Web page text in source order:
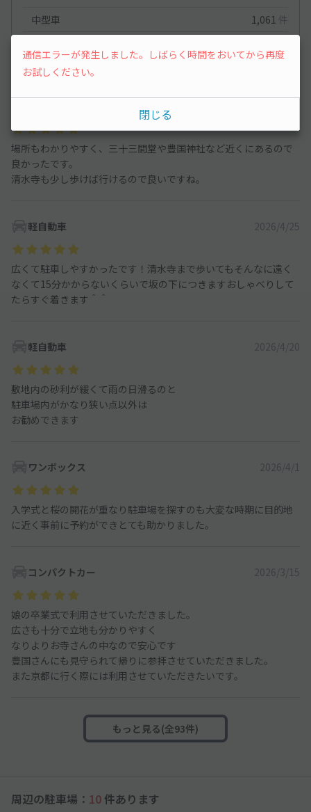
中型車
1,061 件
大型車・SUV
場所もわかりやすく、三十三間堂や豊国神社など近くにあるので
良かったです。
清水寺も少し歩けば行けるので良いですね。
軽自動車 2026/4/25
広くて駐車しやすかったです！清水寺まで歩いてもそんなに遠く
なくて15分かからないくらいで坂の下につきますおしゃべりして
たらすぐ着きます＾＾
軽自動車 2026/4/20
敷地内の砂利が緩くて雨の日滑るのと
駐車場内がかなり狭い点以外は
お勧めできます
ワンボックス 2026/4/1
入学式と桜の開花が重なり駐車場を探すのも大変な時期に目的地
に近く事前に予約ができとても助かりました。
コンパクトカー 2026/3/15
娘の卒業式で利用させていただきました。
広さも十分で立地も分かりやすく
なりよりお寺さんの中なので安心です
豊国さんにも見守られて帰りに参拝させていただきました。
また京都に行く際には利用させていただきたいです。
もっと見る(全93件)
周辺の駐車場： 10 件あります
通信エラーが発生しました。しばらく時間をおいてから再度
お試しください。
閉じる